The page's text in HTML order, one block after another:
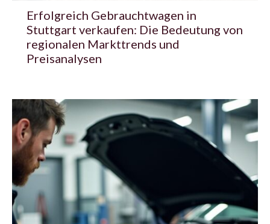
Erfolgreich Gebrauchtwagen in
Stuttgart verkaufen: Die Bedeutung von
regionalen Markttrends und
Preisanalysen